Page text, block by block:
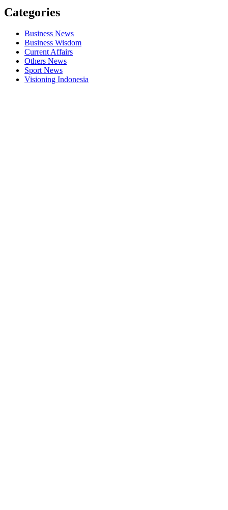
Categories
Business News
Business Wisdom
Current Affairs
Others News
Sport News
Visioning Indonesia